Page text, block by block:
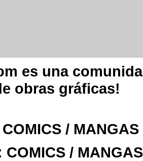
es una
obras gráficas!
/
COMICS /